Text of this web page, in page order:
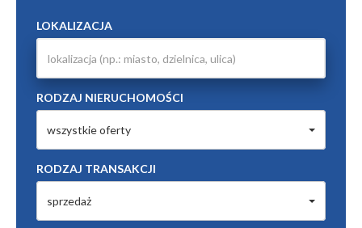
LOKALIZACJA
RODZAJ NIERUCHOMOŚCI
wszystkie oferty
RODZAJ TRANSAKCJI
sprzedaż